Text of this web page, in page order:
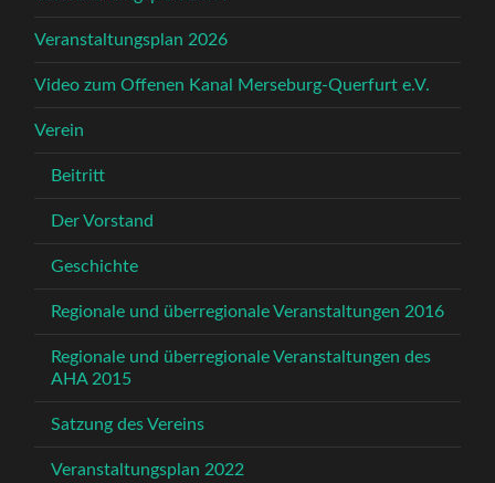
Veranstaltungsplan 2026
Video zum Offenen Kanal Merseburg-Querfurt e.V.
Verein
Beitritt
Der Vorstand
Geschichte
Regionale und überregionale Veranstaltungen 2016
Regionale und überregionale Veranstaltungen des
AHA 2015
Satzung des Vereins
Veranstaltungsplan 2022